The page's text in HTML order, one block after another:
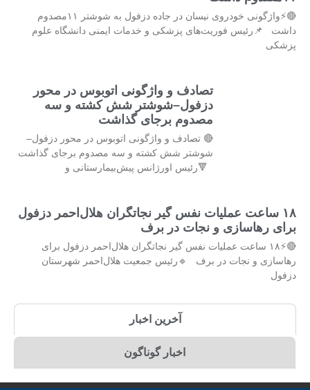
🔴⚡واژگونی خودروی نیسان در جاده دزفول به شوشتر ۱۱مصدوم
داشت 📌رئیس فوریت‌های پزشکی و خدمات ایمنی دانشگاه علوم
پزشکی
تصادف و واژگونی اتوبوس در محور
دزفول–شوشتر شش کشته و سه
مصدوم برجای گذاشت
🔴 تصادف و واژگونی اتوبوس در محور دزفول–
شوشتر شش کشته و سه مصدوم برجای گذاشت
🔻رئیس اورژانس پیش‌بیمارستانی و
۱۸ ساعت عملیات نفس گیر نجاتگران هلال‌احمر دزفول
برای رهاسازی و نجات در برف
🔴⚡۱۸ ساعت عملیات نفس گیر نجاتگران هلال‌احمر دزفول برای
رهاسازی و نجات در برف 🔹رئیس جمعیت هلال‌احمر شهرستان
دزفول
آخرین اخبار
اخبار گوناگون